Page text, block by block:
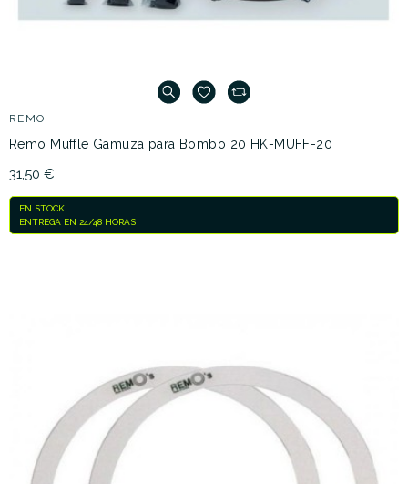
REMO
Remo Muffle Gamuza para Bombo 20 HK-MUFF-20
31,50 €
EN STOCK
ENTREGA EN 24/48 HORAS